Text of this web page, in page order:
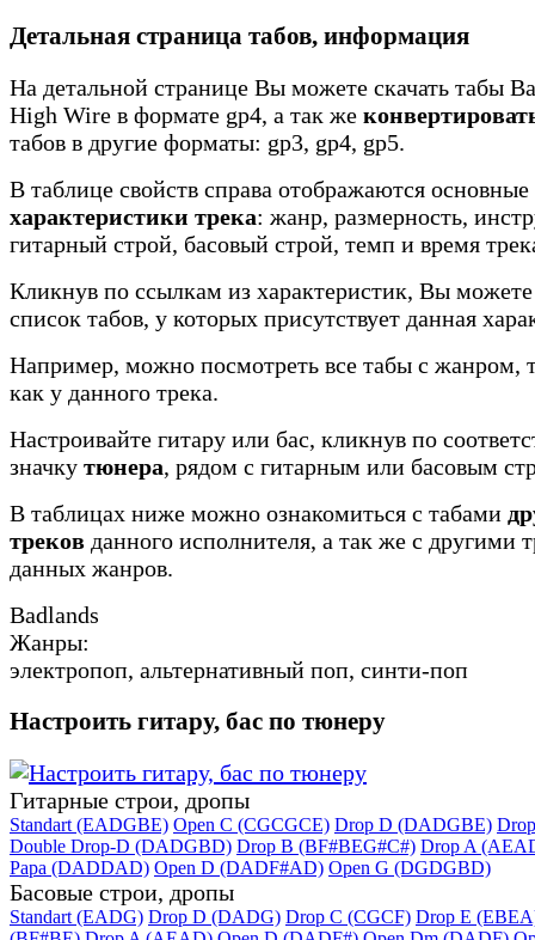
Детальная страница табов, информация
На детальной странице Вы можете скачать табы
High Wire в формате gp4, а так же
табов в другие форматы: gp3, gp4, gp5.
В таблице свойств справа отображаются основные
характеристики трека: жанр, размерность,
гитарный строй, басовый строй, темп и время
Кликнув по ссылкам из характеристик, Вы
список табов, у которых присутствует данная
Например, можно посмотреть все табы с жанром,
как у данного трека.
Настроивайте гитару или бас, кликнув по
значку тюнера, рядом с гитарным или басовым
В таблицах ниже можно ознакомиться с табами
треков данного исполнителя, а так же с другими
данных жанров.
Badlands
Жанры:
электропоп, альтернативный поп, синти-поп
Настроить гитару, бас по тюнеру
Гитарные строи, дропы
Standart (EADGBE) Open C (CGCGCE) Drop D (DADGBE)
Double Drop-D (DADGBD) Drop B (BF#BEG#C#) Drop A
Papa (DADDAD) Open D (DADF#AD) Open G (DGDGBD)
Басовые строи, дропы
Standart (EADG) Drop D (DADG) Drop C (CGCF) Drop E